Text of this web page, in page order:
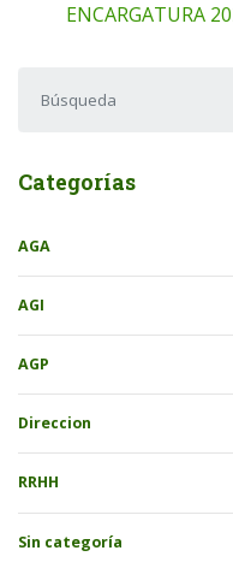
ENCARGATURA
Categorías
AGA
AGI
AGP
Direccion
RRHH
Sin categoría